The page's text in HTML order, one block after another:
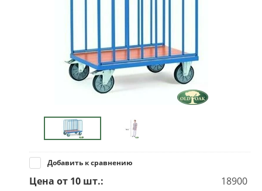
Добавить к сравнению
Цена от 10 шт.:
18900